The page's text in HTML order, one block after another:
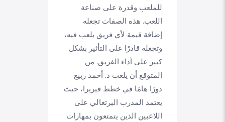
للملعب وقدرة على صناعة
اللعب. هذه الصفات تجعله
إضافة قيمة لأي فريق يلعب فيه،
وتجعله قادرًا على التأثير بشكل
كبير على أداء الفريق. من
المتوقع أن يلعب د. أحمد ربيع
دورًا هامًا في خطط فيريرا، حيث
يعتمد المدرب البرتغالي على
اللاعبين الذين يتمتعون بمهارات